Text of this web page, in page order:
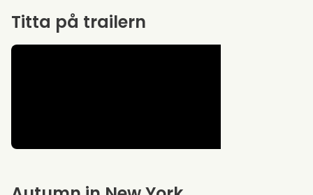
Titta på trailern